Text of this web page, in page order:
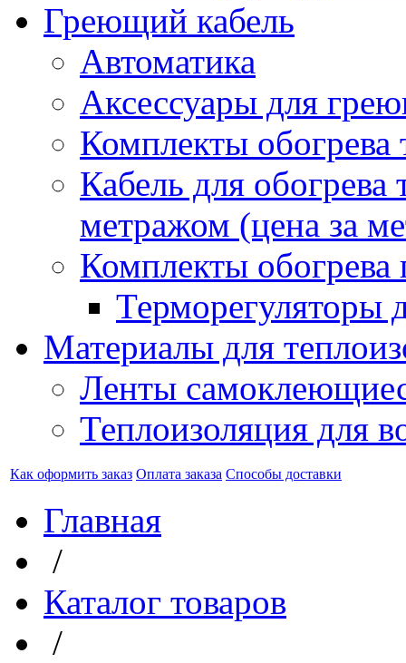
Греющий кабель
Автоматика
Аксессуары для
Комплекты обогрева
Кабель для обогрева
метражом (цена за
Комплекты обогрева
Терморегуляторы
Материалы для
Ленты
Теплоизоляция для
Как оформить заказ Оплата заказа Способы доставки
Главная
/
Каталог товаров
/